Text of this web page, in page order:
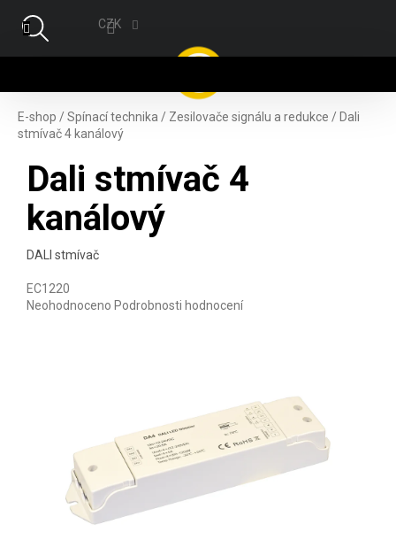
CZK
E-shop /Spínací technika / Zesilovače signálu a redukce / Dali
stmívač 4 kanálový
Dali stmívač 4
kanálový
DALI stmívač
EC1220
Průměrné hodnocení produktu je 0,0 z 5 hvězdiček.
Neohodnoceno Podrobnosti hodnocení